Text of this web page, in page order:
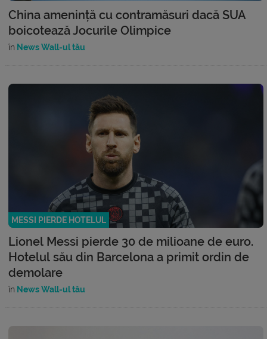
China amenință cu contramăsuri dacă SUA
boicotează Jocurile Olimpice
în News Wall-ul tău
MESSI PIERDE HOTELUL
Lionel Messi pierde 30 de milioane de euro.
Hotelul său din Barcelona a primit ordin de
demolare
în News Wall-ul tău